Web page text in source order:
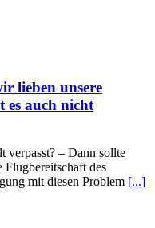
lieben unsere
es auch nicht
verpasst? – Dann sollte
des
mit diesen Problem [...]